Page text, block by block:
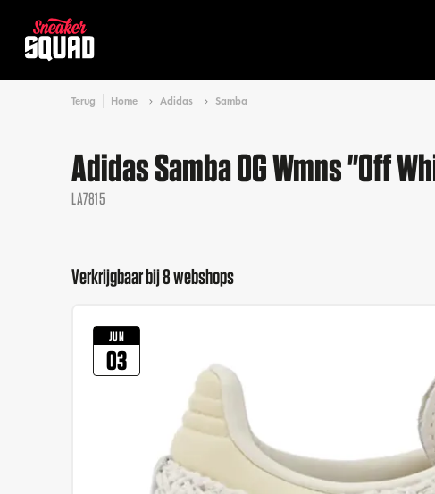
Terug Home Adidas Samba
Adidas Samba OG Wmns "Off
LA7815
Verkrijgbaar bij 8 webshops
JUN
03